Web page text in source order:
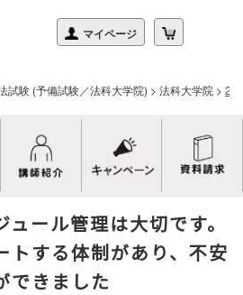
試験 (予備試験／法科大学院) > 法科大学院 >
ール管理は大切です。
トする体制があり、不安
できました